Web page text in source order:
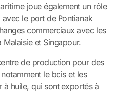
joue également un rôle
avec le port de Pontianak
commerciaux avec les
Malaisie et Singapour.
de production pour des
le bois et les
huile, qui sont exportés à